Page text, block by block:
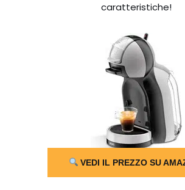
caratteristiche!
VEDI IL PREZZO SU